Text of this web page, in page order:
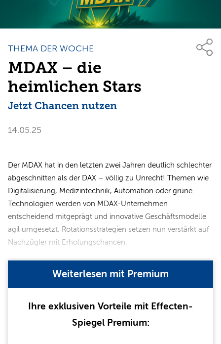
THEMA DER WOCHE
MDAX – die
heimlichen Stars
Jetzt Chancen nutzen
14.05.25
Der MDAX hat in den letzten zwei Jahren deutlich schlechter
abgeschnitten als der DAX – völlig zu Unrecht! Themen wie
Digitalisierung, Medizintechnik, Automation oder grüne
Technologien werden von MDAX-Unternehmen
entscheidend mitgeprägt und innovative Geschäftsmodelle
agil umgesetzt. Rotationsstrategien setzen nun verstärkt auf
Nachzügler mit Erholungschancen.
Weiterlesen mit Premium
Ihre exklusiven Vorteile mit Effecten-
Spiegel Premium:
Anmelden